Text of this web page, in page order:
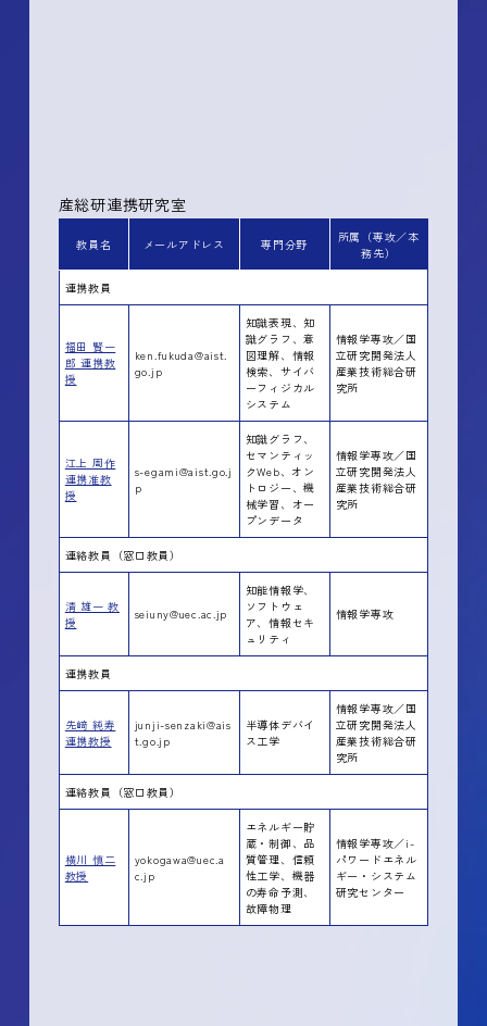
産総研連携研究室
教員名 メールアドレス 専門分野
所属（専攻／本
務先）
連携教員
福田 賢一
郎 連携教
授
ken.fukuda@aist.
go.jp
知識表現、知
識グラフ、意
図理解、情報
検索、サイバ
ーフィジカル
システム
情報学専攻／国
立研究開発法人
産業技術総合研
究所
江上 周作
連携准教
授
s-egami@aist.go.j
p
知識グラフ、
セマンティッ
クWeb、オン
トロジー、機
械学習、オー
プンデータ
情報学専攻／国
立研究開発法人
産業技術総合研
究所
連絡教員（窓口教員）
清 雄一 教
授
seiuny@uec.ac.jp
知能情報学、
ソフトウェ
ア、情報セキ
ュリティ
情報学専攻
連携教員
先﨑 純寿
連携教授
junji-senzaki@ais
t.go.jp
半導体デバイ
ス工学
情報学専攻／国
立研究開発法人
産業技術総合研
究所
連絡教員（窓口教員）
横川 慎二
教授
yokogawa@uec.a
c.jp
エネルギー貯
蔵・制御、品
質管理、信頼
性工学、機器
の寿命予測、
故障物理
情報学専攻／i-
パワードエネル
ギー・システム
研究センター